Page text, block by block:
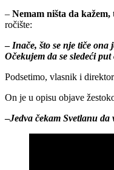
– Nemam ništa da
ročište:
– Inače, što se nje tiče
Očekujem da se sledeći
Podsetimo, vlasnik i
On je u opisu objave
–Jedva čekam Svetlanu